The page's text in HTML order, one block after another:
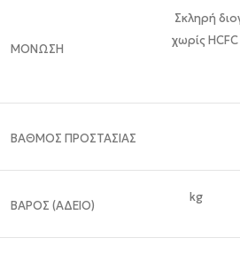
ΜΟΝΩΣΗ
Σκληρή
χωρίς
ΒΑΘΜΟΣ ΠΡΟΣΤΑΣΙΑΣ
ΒΑΡΟΣ (ΑΔΕΙΟ)
kg